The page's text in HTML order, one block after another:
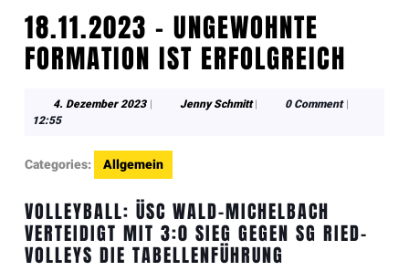
18.11.2023 – UNGEWOHNTE
FORMATION IST ERFOLGREICH
4. Dezember 2023 | Jenny Schmitt | 0 Comment |
12:55
Categories: Allgemein
VOLLEYBALL: ÜSC WALD-MICHELBACH
VERTEIDIGT MIT 3:0 SIEG GEGEN SG RIED-
VOLLEYS DIE TABELLENFÜHRUNG